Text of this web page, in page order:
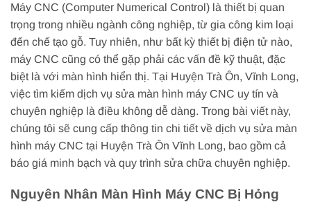
Máy CNC (Computer Numerical Control) là thiết bị quan
trọng trong nhiều ngành công nghiệp, từ gia công kim loại
đến chế tạo gỗ. Tuy nhiên, như bất kỳ thiết bị điện tử nào,
máy CNC cũng có thể gặp phải các vấn đề kỹ thuật, đặc
biệt là với màn hình hiển thị. Tại Huyện Trà Ôn, Vĩnh Long,
việc tìm kiếm dịch vụ sửa màn hình máy CNC uy tín và
chuyên nghiệp là điều không dễ dàng. Trong bài viết này,
chúng tôi sẽ cung cấp thông tin chi tiết về dịch vụ sửa màn
hình máy CNC tại Huyện Trà Ôn Vĩnh Long, bao gồm cả
báo giá minh bạch và quy trình sửa chữa chuyên nghiệp.
Nguyên Nhân Màn Hình Máy CNC Bị Hỏng